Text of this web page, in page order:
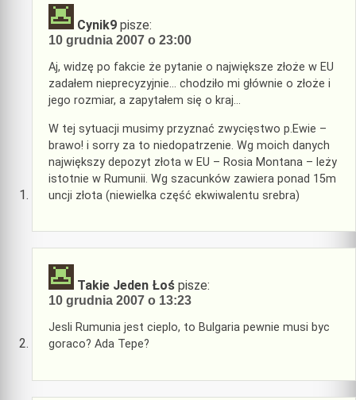
Cynik9 pisze:
10 grudnia 2007 o 23:00
Aj, widzę po fakcie że pytanie o największe złoże w EU
zadałem nieprecyzyjnie… chodziło mi głównie o złoże i
jego rozmiar, a zapytałem się o kraj…
W tej sytuacji musimy przyznać zwycięstwo p.Ewie –
brawo! i sorry za to niedopatrzenie. Wg moich danych
największy depozyt złota w EU – Rosia Montana – leży
istotnie w Rumunii. Wg szacunków zawiera ponad 15m
uncji złota (niewielka część ekwiwalentu srebra)
Takie Jeden Łoś pisze:
10 grudnia 2007 o 13:23
Jesli Rumunia jest cieplo, to Bulgaria pewnie musi byc
goraco? Ada Tepe?